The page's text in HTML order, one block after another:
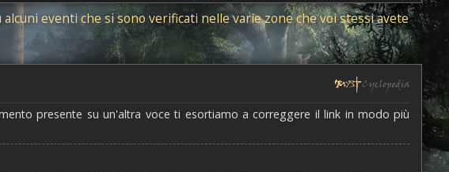
eventi che si sono verificati nelle varie zone che voi stessi avete
presente su un'altra voce ti esortiamo a correggere il link in modo più